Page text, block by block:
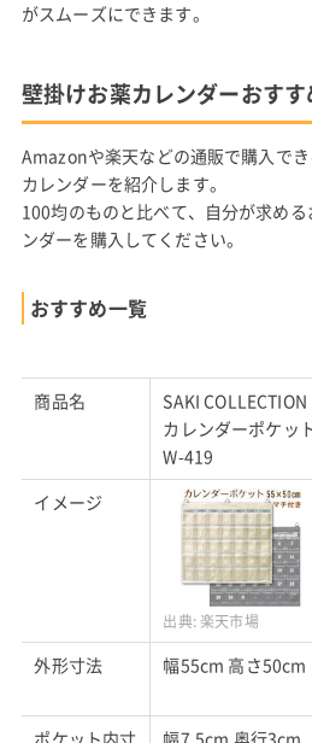
がスムーズにできます。
壁掛けお薬カレンダーおす
Amazonや楽天などの通販で購入で
カレンダーを紹介します。
100均のものと比べて、自分が求め
ンダーを購入してください。
おすすめ一覧
商品名
SAKI COLLECTION
カレンダーポケッ
W-419
イメージ
出典: 楽天市場
外形寸法 幅55cm 高さ50cm
ポケット内寸
幅7.5cm 奥行3cm